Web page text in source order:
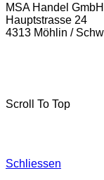
MSA Handel GmbH
Hauptstrasse 24
4313 Möhlin /
Scroll To Top
Schliessen